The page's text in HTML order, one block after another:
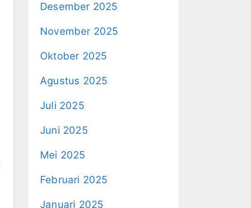
Desember 2025
November 2025
Oktober 2025
Agustus 2025
Juli 2025
Juni 2025
Mei 2025
Februari 2025
Januari 2025